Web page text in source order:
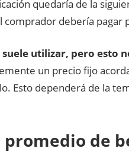
quedaría de la
debería pagar
utilizar, pero esto
un precio fijo
Esto dependerá de la
promedio de